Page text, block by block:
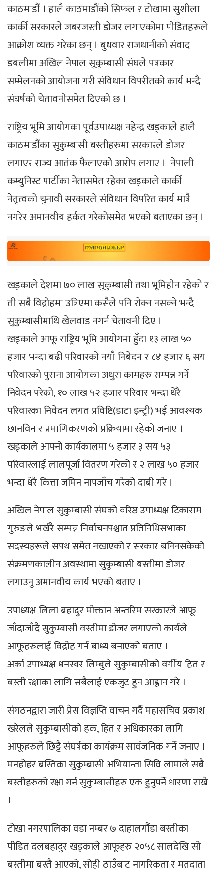
काठमाडौं । हालै काठमाडौंको सिफल र टोखामा सुशीला
कार्की सरकारले जबरजस्ती डोजर लगाएकोमा पीडितहरूले
आक्रोश व्यक्त गरेका छन् । बुधवार राजधानीको संवाद
डबलीमा अखिल नेपाल सुकुम्बासी संघले पत्रकार
सम्मेलनको आयोजना गरी संविधान विपरीतको कार्य भन्दै
संघर्षको चेतावनीसमेत दिएको छ ।
राष्ट्रिय भूमि आयोगका पूर्वउपाध्यक्ष नहेन्द्र खड्काले हालै
काठमाडौंका सुकुम्बासी बस्तीहरुमा सरकारले डोजर
लगाएर राज्य आतंक फैलाएकोे आरोप लगाए । नेपाली
कम्युनिस्ट पार्टीका नेतासमेत रहेका खड्काले कार्की
नेतृत्वको चुनावी सरकारले संविधान विपरित कार्य मात्रै
नगरेर अमानवीय हर्कत गरेकोसमेत भएको बताएका छन् ।
खड्काले देशमा ७० लाख सुकुम्बासी तथा भूमिहीन रहेको र
ती सबै विद्रोहमा उत्रिएमा कसैले पनि रोक्न नसक्ने भन्दै
सुकुम्बासीमाथि खेलवाड नगर्न चेतावनी दिए ।
खड्काले आफू राष्ट्रिय भूमि आयोगमा हुँदा १३ लाख ५०
हजार भन्दा बढी परिवारको नयाँ निबेदन र ८४ हजार ६ सय
परिवारको पुराना आयोगका अधुरा कामहरु सम्पन्न गर्ने
निवेदन परेको, १० लाख ५२ हजार परिवार भन्दा धेरै
परिवारका निवेदन लगत प्रविष्टि(डाटा इन्ट्री) भई आवश्यक
छानविन र प्रमाणिकरणको प्रक्रियामा रहेको जनाए ।
खड्काले आफ्नो कार्यकालमा ५ हजार ३ सय ५३
परिवारलाई लालपूर्जा वितरण गरेको र २ लाख ५० हजार
भन्दा धेरै कित्ता जमिन नापजाँच गरेको दाबी गरे ।
अखिल नेपाल सुकुम्बासी संघको वरिष्ठ उपाध्यक्ष टिकाराम
गुरुङले भर्खरै सम्पन्न निर्वाचनपश्चात प्रतिनिधिसभाका
सदस्यहरूले सपथ समेत नखाएको र सरकार बनिनसकेको
संक्रमणकालीन अवस्थामा सुकुम्बासी बस्तीमा डोजर
लगाउनु अमानवीय कार्य भएको बताए ।
उपाध्यक्ष लिला बहादुर मोक्तान अन्तरिम सरकारले आफू
जाँदाजाँदै सुकुम्बासी वस्तीमा डोजर लगाएको कार्यले
आफूहरुलाई विद्रोह गर्न बाध्य बनाएको बताए ।
अर्का उपाध्यक्ष धनस्वर लिम्बुले सुकुम्बासीको वर्गीय हित र
बस्ती रक्षाका लागि सबैलाई एकजुट हुन आह्वान गरे ।
संगठनद्वारा जारी प्रेस विज्ञप्ति वाचन गर्दै महासचिव प्रकाश
खरेलले सुकुम्बासीको हक, हित र अधिकारका लागि
आफूहरुले छिट्टै संघर्षका कार्यक्रम सार्वजनिक गर्ने जनाए ।
मनहोहर बस्तिका सुकुम्बासी अभियान्ता सिवि लामाले सबै
बस्तीहरुको रक्षा गर्न सुकुम्बासीहरु एक हुनुपर्ने धारणा राखे
।
टोखा नगरपालिका वडा नम्बर ७ दाहालगौंडा बस्तीका
पीडित दलबहादुर खड्काले आफूहरु २०५८ सालदेखि सो
बस्तीमा बस्तै आएको, सोही ठाउँबाट नागरिकता र मतदाता